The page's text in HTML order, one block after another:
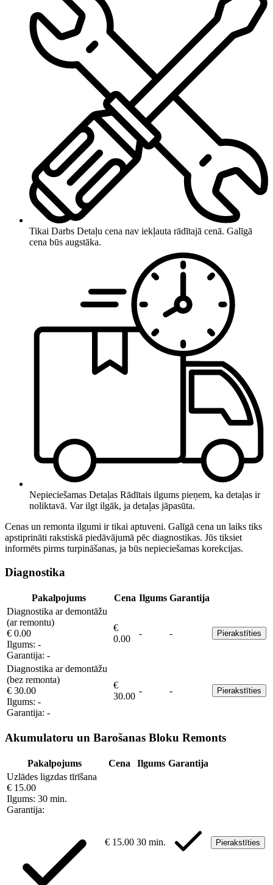
Tikai Darbs Detaļu cena nav iekļauta rādītajā cenā. Galīgā
cena būs augstāka.
Nepieciešamas Detaļas Rādītais ilgums pieņem, ka detaļas ir
noliktavā. Var ilgt ilgāk, ja detaļas jāpasūta.
Cenas un remonta ilgumi ir tikai aptuveni. Galīgā cena un laiks tiks
apstiprināti rakstiskā piedāvājumā pēc diagnostikas. Jūs tiksiet
informēts pirms turpināšanas, ja būs nepieciešamas korekcijas.
Diagnostika
Pakalpojums Cena Ilgums Garantija
Diagnostika ar demontāžu
(ar remontu)
€ 0.00
Ilgums: -
Garantija: -
€
0.00
- - Pierakstīties
Diagnostika ar demontāžu
(bez remonta)
€ 30.00
Ilgums: -
Garantija: -
€
30.00
- - Pierakstīties
Akumulatoru un Barošanas Bloku Remonts
Pakalpojums Cena Ilgums Garantija
Uzlādes ligzdas tīrīšana
€ 15.00
Ilgums: 30 min.
Garantija:
€ 15.00 30 min. Pierakstīties